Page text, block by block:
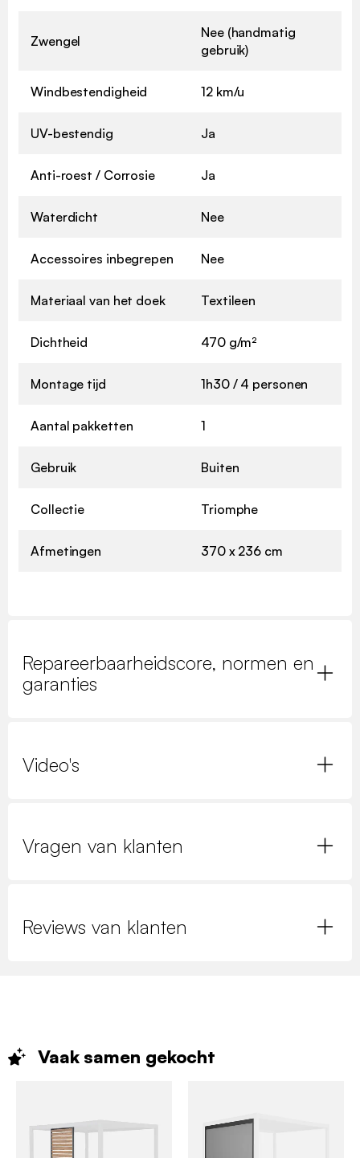
Zwengel
Nee (handmatig
gebruik)
Windbestendigheid 12 km/u
UV-bestendig Ja
Anti-roest / Corrosie Ja
Waterdicht Nee
Accessoires inbegrepen Nee
Materiaal van het doek Textileen
Dichtheid 470 g/m²
Montage tijd 1h30 / 4 personen
Aantal pakketten 1
Gebruik Buiten
Collectie Triomphe
Afmetingen 370 x 236 cm
Repareerbaarheidscore, normen en
garanties
Video's
Vragen van klanten
Reviews van klanten
Vaak samen gekocht